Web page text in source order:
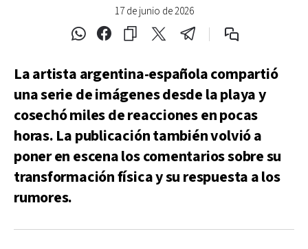
17 de junio de 2026
La artista argentina-española compartió
una serie de imágenes desde la playa y
cosechó miles de reacciones en pocas
horas. La publicación también volvió a
poner en escena los comentarios sobre su
transformación física y su respuesta a los
rumores.